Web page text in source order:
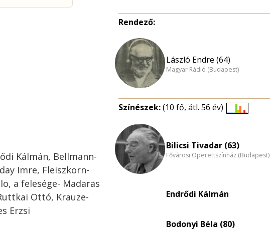
Kálmán, Bellmann-
Imre, Fleiszkorn-
a felesége- Madaras
Ottó, Krauze-
Erzsi
Rendező:
László Endre (64)
Magyar Rádió (Budapest)
Színészek:(10 fő, átl. 56 év)
nagyítása
Bilicsi Tivadar (63)
Fővárosi Operettszínház (Budapest)
Endrődi Kálmán
Bodonyi Béla (80)